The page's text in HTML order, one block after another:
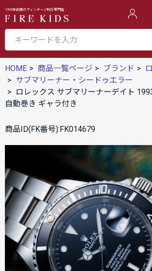
1995年創業のヴィンテージ時計専門店
HOME 商品一覧ページ ブランド
サブマリーナー・シードゥエラー
ロレックス サブマリーナーデイト
自動巻き ギャラ付き
商品ID(FK番号):FK014679